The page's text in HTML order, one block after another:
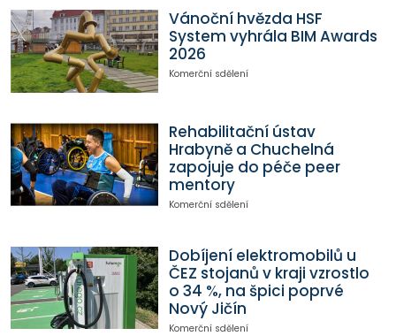
Vánoční hvězda HSF
System vyhrála BIM Awards
2026
Komerční sdělení
Rehabilitační ústav
Hrabyně a Chuchelná
zapojuje do péče peer
mentory
Komerční sdělení
Dobíjení elektromobilů u
ČEZ stojanů v kraji vzrostlo
o 34 %, na špici poprvé
Nový Jičín
Komerční sdělení